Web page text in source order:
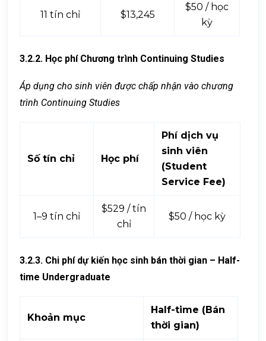
11 tín chỉ $13,245
$50 / học
kỳ
3.2.2. Học phí Chương trình Continuing Studies
Áp dụng cho sinh viên được chấp nhận vào chương
trình Continuing Studies
Số tín chỉ Học phí
Phí dịch vụ
sinh viên
(Student
Service Fee)
1–9 tín chỉ
$529 / tín
chỉ
$50 / học kỳ
3.2.3. Chi phí dự kiến học sinh bán thời gian – Half-
time Undergraduate
Khoản mục
Half-time (Bán
thời gian)